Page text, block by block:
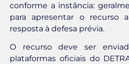
conforme a instância:
para apresentar o recurso
resposta à defesa prévia.
O recurso deve ser
plataformas oficiais do